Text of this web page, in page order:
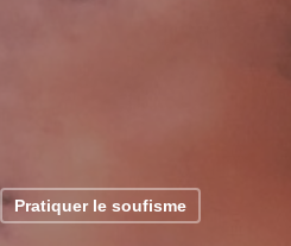
Pratiquer le soufisme